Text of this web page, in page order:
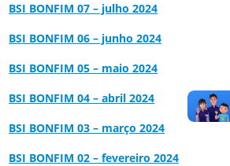
BSI BONFIM 07 – julho 2024
BSI BONFIM 06 – junho 2024
BSI BONFIM 05 – maio 2024
BSI BONFIM 04 – abril 2024
BSI BONFIM 03 – março 2024
BSI BONFIM 02 – fevereiro 2024